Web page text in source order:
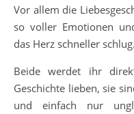
Vor allem die
so voller Emotionen
das Herz schneller schlug.
Beide werdet ihr
Geschichte lieben, sie
und einfach nur